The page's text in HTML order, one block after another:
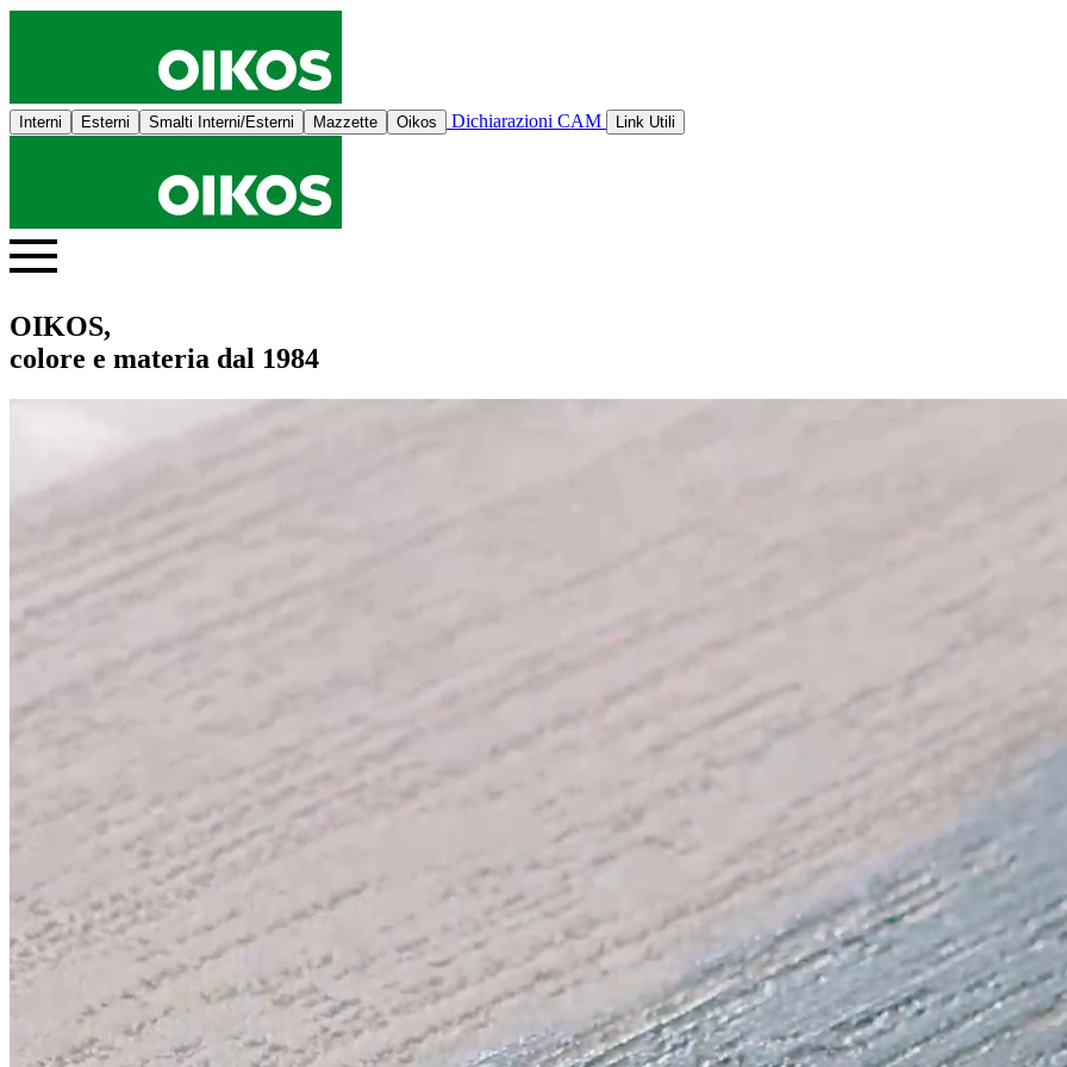
Interni Esterni Smalti Interni/Esterni Mazzette Oikos Dichiarazioni CAM Link Utili
OIKOS,
colore e materia dal 1984